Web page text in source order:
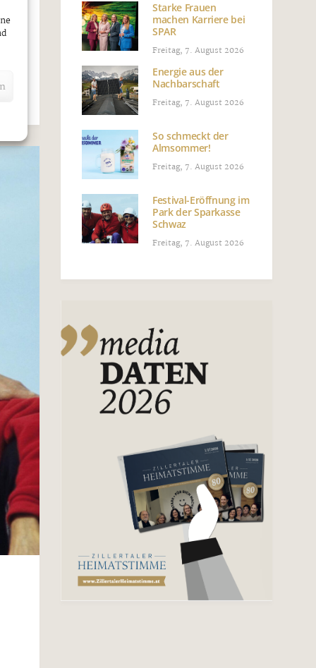
Starke Frauen
machen Karriere bei
SPAR
Freitag, 7. August 2026
Energie aus der
Nachbarschaft
Freitag, 7. August 2026
So schmeckt der
Almsommer!
Freitag, 7. August 2026
Festival-Eröffnung im
Park der Sparkasse
Schwaz
Freitag, 7. August 2026